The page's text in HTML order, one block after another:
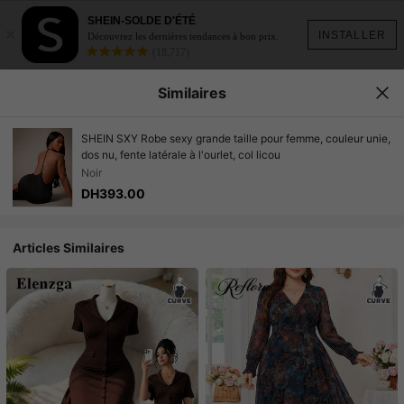
INSTALLER
SHEIN-SOLDE D'ÉTÉ
Découvrez les dernières tendances à bon prix.
Similaires
SHEIN SXY Robe sexy grande taille pour femme, couleur unie,
dos nu, fente latérale à l'ourlet, col licou
Noir
DH393.00
Articles Similaires